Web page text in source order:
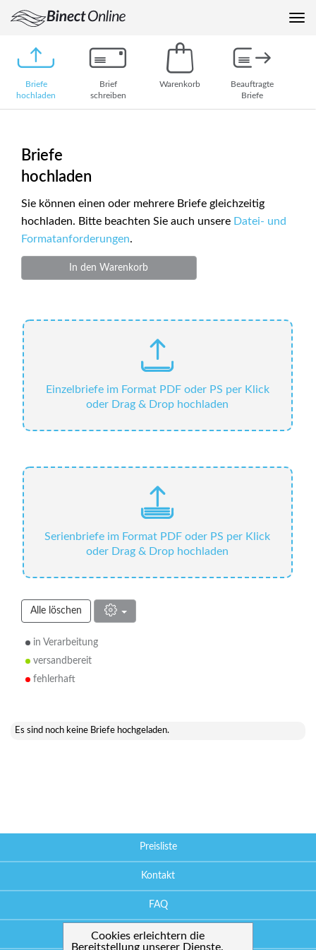
Cookies erleichtern die
Bereitstellung unserer Dienste.
Briefe
hochladen
Brief
schreiben
Warenkorb
Beauftragte
Briefe
Briefe
hochladen
Sie können einen oder mehrere Briefe gleichzeitig
hochladen. Bitte beachten Sie auch unsere Datei- und
Formatanforderungen.
In den Warenkorb
Einzelbriefe im Format PDF oder PS per Klick
oder Drag & Drop hochladen
Serienbriefe im Format PDF oder PS per Klick
oder Drag & Drop hochladen
Alle löschen
in Verarbeitung
versandbereit
fehlerhaft
Es sind noch keine Briefe hochgeladen.
Preisliste
Kontakt
FAQ
Downloads